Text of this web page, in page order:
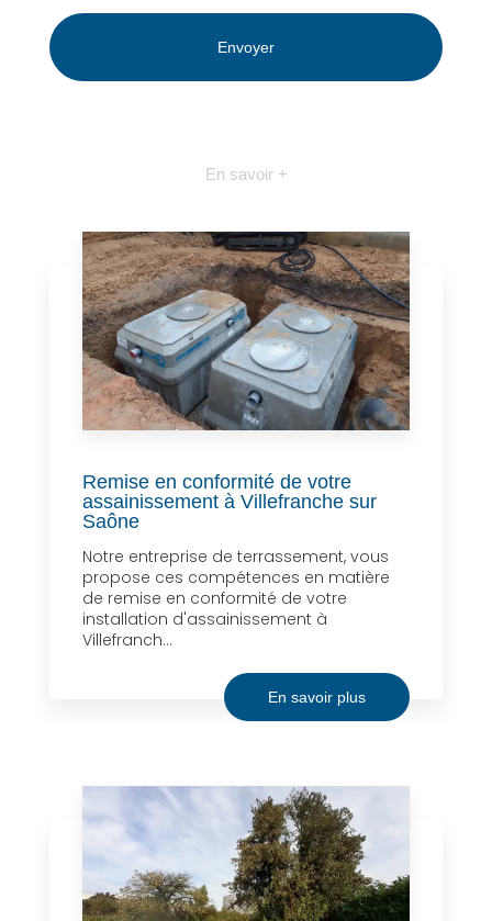
En savoir +
Remise en conformité de votre
assainissement à Villefranche sur
Saône
Notre entreprise de terrassement, vous
propose ces compétences en matière
de remise en conformité de votre
installation d'assainissement à
Villefranch...
En savoir plus